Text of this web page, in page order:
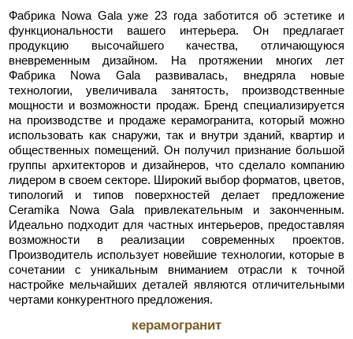
Фабрика Nowa Gala уже 23 года заботится об эстетике и
функциональности вашего интерьера. Он предлагает
продукцию высочайшего качества, отличающуюся
вневременным дизайном. На протяжении многих лет
Фабрика Nowa Gala развивалась, внедряла новые
технологии, увеличивала занятость, производственные
мощности и возможности продаж. Бренд специализируется
на производстве и продаже керамогранита, который можно
использовать как снаружи, так и внутри зданий, квартир и
общественных помещений. Он получил признание большой
группы архитекторов и дизайнеров, что сделало компанию
лидером в своем секторе. Широкий выбор форматов, цветов,
типологий и типов поверхностей делает предложение
Ceramika Nowa Gala привлекательным и законченным.
Идеально подходит для частных интерьеров, предоставляя
возможности в реализации современных проектов.
Производитель использует новейшие технологии, которые в
сочетании с уникальным вниманием отрасли к точной
настройке мельчайших деталей являются отличительными
чертами конкурентного предложения.
керамогранит